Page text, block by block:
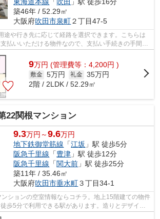
築46年 / 52.29㎡
大阪府吹田市泉町２丁目47-5
途や行き先に応じて経路を選択できます。こちらは
払いいただける物件なので、支払い手続きの手間が
ある、駅徒歩7...
9万円 (管理費等：4,200円 )
敷金 5万円 礼金 35万円
2階 / 2LDK / 52.29㎡
22関根マンション
9.3万円～9.6万円
地下鉄御堂筋線 「江坂 」駅 徒歩5分
阪急千里線 「豊津 」駅 徒歩12分
阪急千里線 「関大前 」駅 徒歩25分
築11年 / 35.46㎡
大阪府吹田市垂水町３丁目34-1
ションの空室情報ならコチラ。地上15階建ての物件
歩5分で利用できる駅があります。造りとデザイン
情報を提供でき...